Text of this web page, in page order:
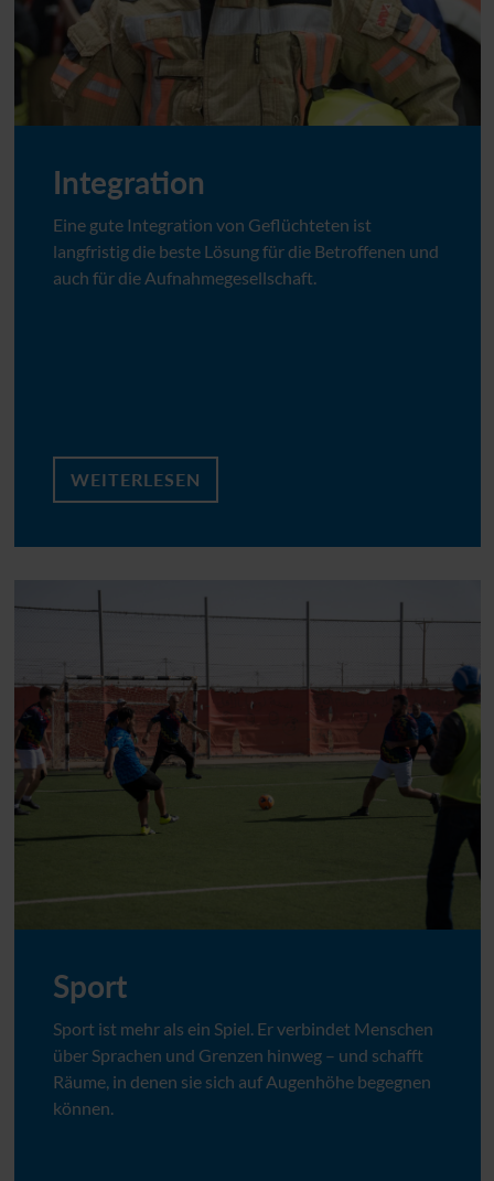
Integration
Eine gute Integration von Geflüchteten ist
langfristig die beste Lösung für die Betroffenen und
auch für die Aufnahmegesellschaft.
WEITERLESEN
Sport
Sport ist mehr als ein Spiel. Er verbindet Menschen
über Sprachen und Grenzen hinweg – und schafft
Räume, in denen sie sich auf Augenhöhe begegnen
können.